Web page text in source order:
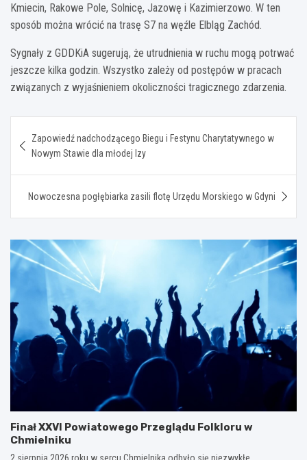
Kmiecin, Rakowe Pole, Solnicę, Jazowę i Kazimierzowo. W ten
sposób można wrócić na trasę S7 na węźle Elbląg Zachód.
Sygnały z GDDKiA sugerują, że utrudnienia w ruchu mogą potrwać
jeszcze kilka godzin. Wszystko zależy od postępów w pracach
związanych z wyjaśnieniem okoliczności tragicznego zdarzenia.
wpisu
Zapowiedź nadchodzącego Biegu i Festynu Charytatywnego w
Nowym Stawie dla młodej Izy
Nowoczesna pogłębiarka zasili flotę Urzędu Morskiego w Gdyni
Finał XXVI Powiatowego Przeglądu Folkloru w
Chmielniku
2 sierpnia 2026 roku w sercu Chmielnika odbyło się niezwykłe